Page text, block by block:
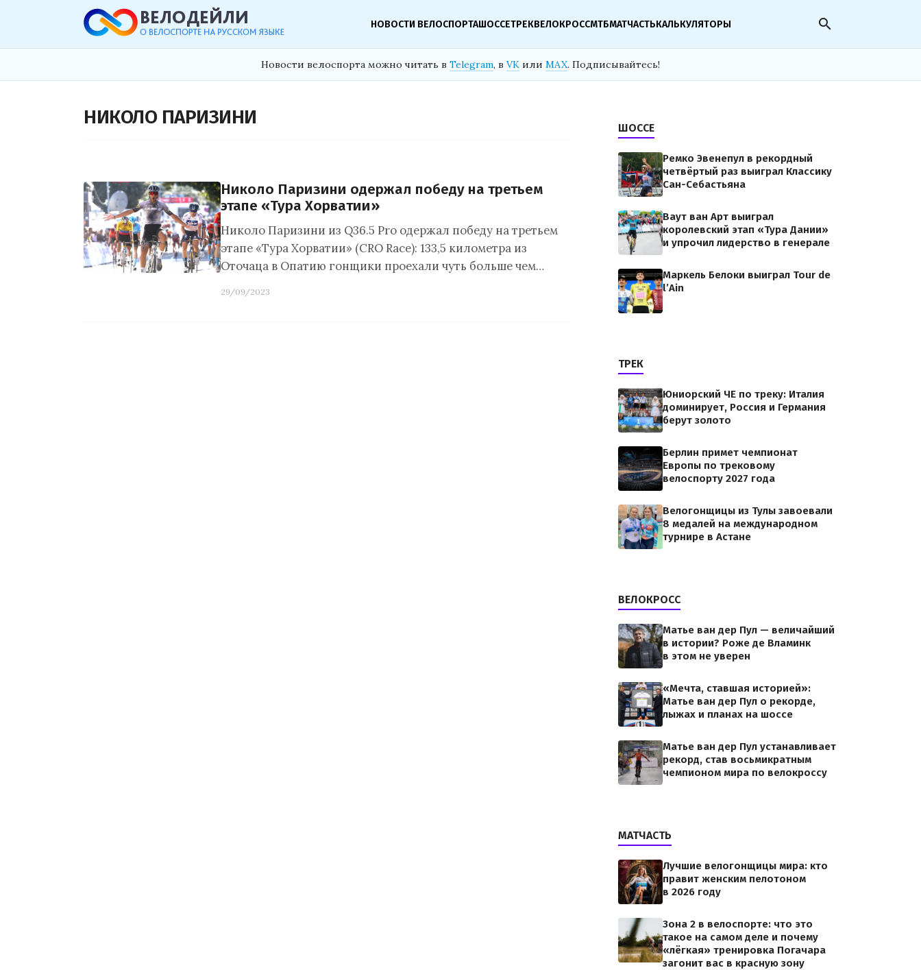
НОВОСТИ ВЕЛОСПОРТАШОССЕТРЕКВЕЛОКРОССМТБМАТЧАСТЬКАЛЬКУЛЯТОРЫ search
Новости велоспорта можно читать в Telegram, в VK или MAX. Подписывайтесь!
НИКОЛО ПАРИЗИНИ
Николо Паризини одержал победу на третьем
этапе «Тура Хорватии»
Николо Паризини из Q36.5 Pro одержал победу на третьем
этапе «Тура Хорватии» (CRO Race): 133,5 километра из
Оточаца в Опатию гонщики проехали чуть больше чем…
29/09/2023
ШОССЕ
Ремко Эвенепул в рекордный
четвёртый раз выиграл Классику
Сан-Себастьяна
Ваут ван Арт выиграл
королевский этап «Тура Дании»
и упрочил лидерство в генерале
Маркель Белоки выиграл Tour de
l’Ain
ТРЕК
Юниорский ЧЕ по треку: Италия
доминирует, Россия и Германия
берут золото
Берлин примет чемпионат
Европы по трековому
велоспорту 2027 года
Велогонщицы из Тулы завоевали
8 медалей на международном
турнире в Астане
ВЕЛОКРОСС
Матье ван дер Пул — величайший
в истории? Роже де Вламинк
в этом не уверен
«Мечта, ставшая историей»:
Матье ван дер Пул о рекорде,
лыжах и планах на шоссе
Матье ван дер Пул устанавливает
рекорд, став восьмикратным
чемпионом мира по велокроссу
МАТЧАСТЬ
Лучшие велогонщицы мира: кто
правит женским пелотоном
в 2026 году
Зона 2 в велоспорте: что это
такое на самом деле и почему
«лёгкая» тренировка Погачара
загонит вас в красную зону